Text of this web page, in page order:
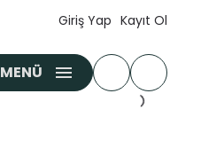
Giriş Yap Kayıt Ol
MENÜ